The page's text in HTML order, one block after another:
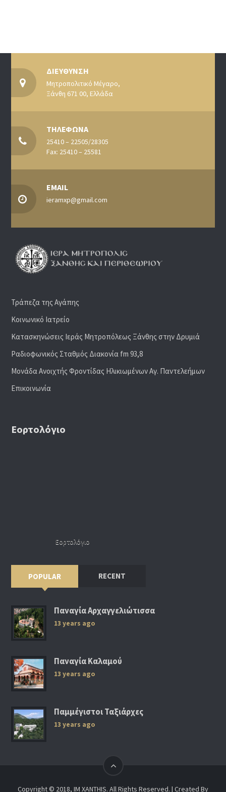
ΔΙΕΥΘΥΝΣΗ
Μητροπολιτικό Μέγαρο,
Ξάνθη 671 00, Ελλάδα
ΤΗΛΕΦΩΝΑ
25410 – 22505/28305
Fax: 25410 – 25581
EMAIL
ieramxp@gmail.com
Τράπεζα της Αγάπης
Κοινωνικό Ιατρείο
Κατασκηνώσεις Ιεράς Μητροπόλεως Ξάνθης στην Δρυμιά
Ραδιoφωνικός Σταθμός Διακονία fm 93,8
Μονάδα Ανοιχτής Φροντίδας Ηλικιωμένων Αγ. Παντελεήμων
Επικοινωνία
Εορτολόγιο
Εορτολόγιο
POPULAR RECENT
Παναγία Αρχαγγελιώτισσα
13 years ago
Παναγία Καλαμού
13 years ago
Παμμέγιστοι Ταξιάρχες
13 years ago
Copyright © 2018, IM XANTHIS. All Rights Reserved. | Created By